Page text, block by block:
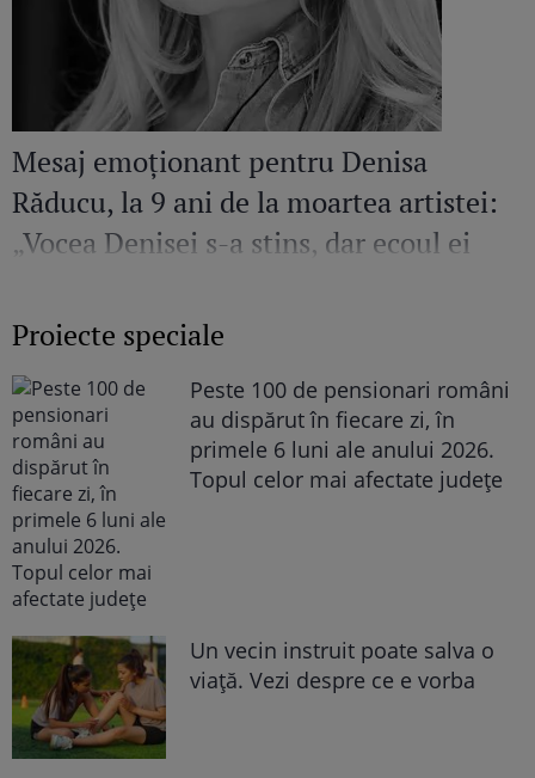
Mesaj emoționant pentru Denisa
Răducu, la 9 ani de la moartea artistei:
„Vocea Denisei s-a stins, dar ecoul ei
Proiecte speciale
Peste 100 de pensionari români
au dispărut în fiecare zi, în
primele 6 luni ale anului 2026.
Topul celor mai afectate județe
Un vecin instruit poate salva o
viață. Vezi despre ce e vorba